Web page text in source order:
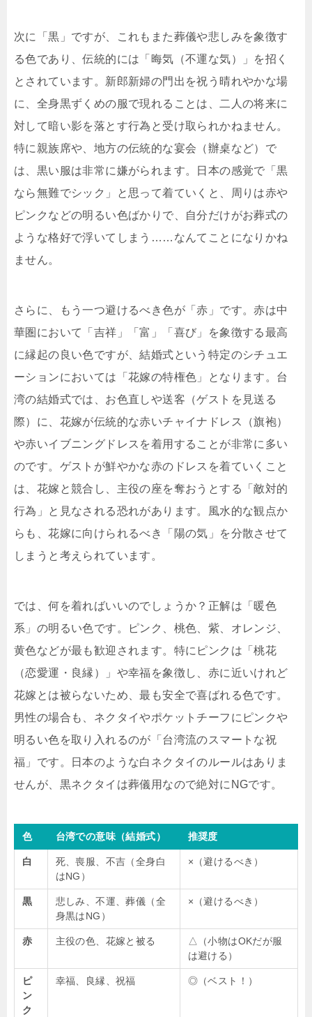
次に「黒」ですが、これもまた葬儀や悲しみを象徴す
る色であり、伝統的には「晦気（不運な気）」を招く
とされています。新郎新婦の門出を祝う晴れやかな場
に、全身黒ずくめの服で現れることは、二人の将来に
対して暗い影を落とす行為と受け取られかねません。
特に親族席や、地方の伝統的な宴会（辦桌など）で
は、黒い服は非常に嫌がられます。日本の感覚で「黒
なら無難でシック」と思って着ていくと、周りは赤や
ピンクなどの明るい色ばかりで、自分だけがお葬式の
ような格好で浮いてしまう……なんてことになりかね
ません。
さらに、もう一つ避けるべき色が「赤」です。赤は中
華圏において「吉祥」「富」「喜び」を象徴する最高
に縁起の良い色ですが、結婚式という特定のシチュエ
ーションにおいては「花嫁の特権色」となります。台
湾の結婚式では、お色直しや送客（ゲストを見送る
際）に、花嫁が伝統的な赤いチャイナドレス（旗袍）
や赤いイブニングドレスを着用することが非常に多い
のです。ゲストが鮮やかな赤のドレスを着ていくこと
は、花嫁と競合し、主役の座を奪おうとする「敵対的
行為」と見なされる恐れがあります。風水的な観点か
らも、花嫁に向けられるべき「陽の気」を分散させて
しまうと考えられています。
では、何を着ればいいのでしょうか？正解は「暖色
系」の明るい色です。ピンク、桃色、紫、オレンジ、
黄色などが最も歓迎されます。特にピンクは「桃花
（恋愛運・良縁）」や幸福を象徴し、赤に近いけれど
花嫁とは被らないため、最も安全で喜ばれる色です。
男性の場合も、ネクタイやポケットチーフにピンクや
明るい色を取り入れるのが「台湾流のスマートな祝
福」です。日本のような白ネクタイのルールはありま
せんが、黒ネクタイは葬儀用なので絶対にNGです。
色 台湾での意味（結婚式） 推奨度
白
死、喪服、不吉（全身白
はNG）
×（避けるべき）
黒
悲しみ、不運、葬儀（全
身黒はNG）
×（避けるべき）
赤 主役の色、花嫁と被る
△（小物はOKだが服
は避ける）
ピ
ン
ク
幸福、良縁、祝福 ◎（ベスト！）